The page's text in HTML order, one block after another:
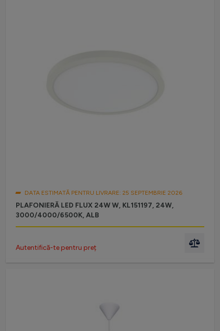
DATA ESTIMATĂ PENTRU LIVRARE: 25 SEPTEMBRIE 2026
PLAFONIERĂ LED FLUX 24W W, KL151197, 24W,
3000/4000/6500K, ALB
Autentifică-te pentru preț